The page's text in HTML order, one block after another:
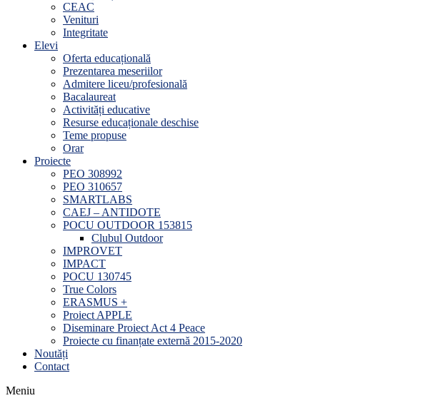
CEAC
Venituri
Integritate
Elevi
Oferta educațională
Prezentarea meseriilor
Admitere liceu/profesională
Bacalaureat
Activități educative
Resurse educaționale deschise
Teme propuse
Orar
Proiecte
PEO 308992
PEO 310657
SMARTLABS
CAEJ – ANTIDOTE
POCU OUTDOOR 153815
Clubul Outdoor
IMPROVET
IMPACT
POCU 130745
True Colors
ERASMUS +
Proiect APPLE
Diseminare Proiect Act 4 Peace
Proiecte cu finanțate externă 2015-2020
Noutăți
Contact
Meniu